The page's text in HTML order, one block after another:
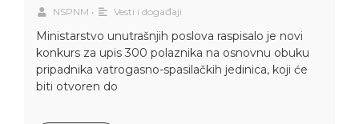
NSPNM • Vesti i događaji
Ministarstvo unutrašnjih poslova raspisalo je novi
konkurs za upis 300 polaznika na osnovnu obuku
pripadnika vatrogasno-spasilačkih jedinica, koji će
biti otvoren do